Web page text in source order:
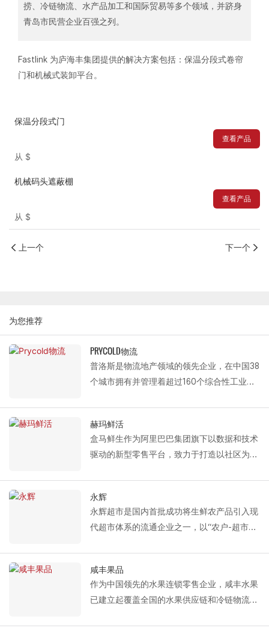
捞、冷链物流、水产品加工和国际贸易等多个领域，并跻身
青岛市民营企业百强之列。
Fastlink 为庐海丰集团提供的解决方案包括：保温分段式卷帘
门和机械式装卸平台。
保温分段式门
从 $
查看产品
机械码头遮蔽棚
从 $
查看产品
上一个 下一个
为您推荐
PRYCOLD物流
普洛斯是物流地产领域的领先企业，在中国38
个城市拥有并管理着超过160个综合性工业园
家级主要物流枢纽、工业园区和城市配送中
心。
赫玛鲜活
盒马鲜生作为阿里巴巴集团旗下以数据和技术
驱动的新型零售平台，致力于打造以社区为基
Fastlink 为 Hema 提供的解决方案包括冷链装
卸系统产品，例如冷库保温分段门、冷库高速
滑动门和充气式装卸平台。
Fastlink 完全满足盒马鲜生在冷链仓储和生鲜
配送等领域对温度控制和运行效率的严格要
求，为其新型零售供应链的稳定运行提供专业
永辉
永辉超市是国内首批成功将生鲜农产品引入现
代超市体系的流通企业之一，以“农户-超市联
为以零售为主导、现代物流为支撑、现代农业
和食品产业为两大支柱、产业发展为基石的大
型商业集团。
咸丰果品
作为中国领先的水果连锁零售企业，咸丰水果
已建立起覆盖全国的水果供应链和冷链物流体